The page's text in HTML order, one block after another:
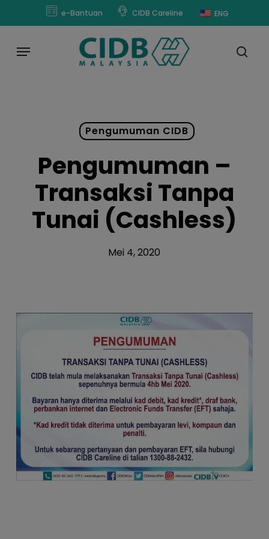
content
e-Bantuan CIDB Careline ENG
Menu
Pengumuman CIDB
Pengumuman –
Transaksi Tanpa
Tunai (Cashless)
Mei 4, 2020